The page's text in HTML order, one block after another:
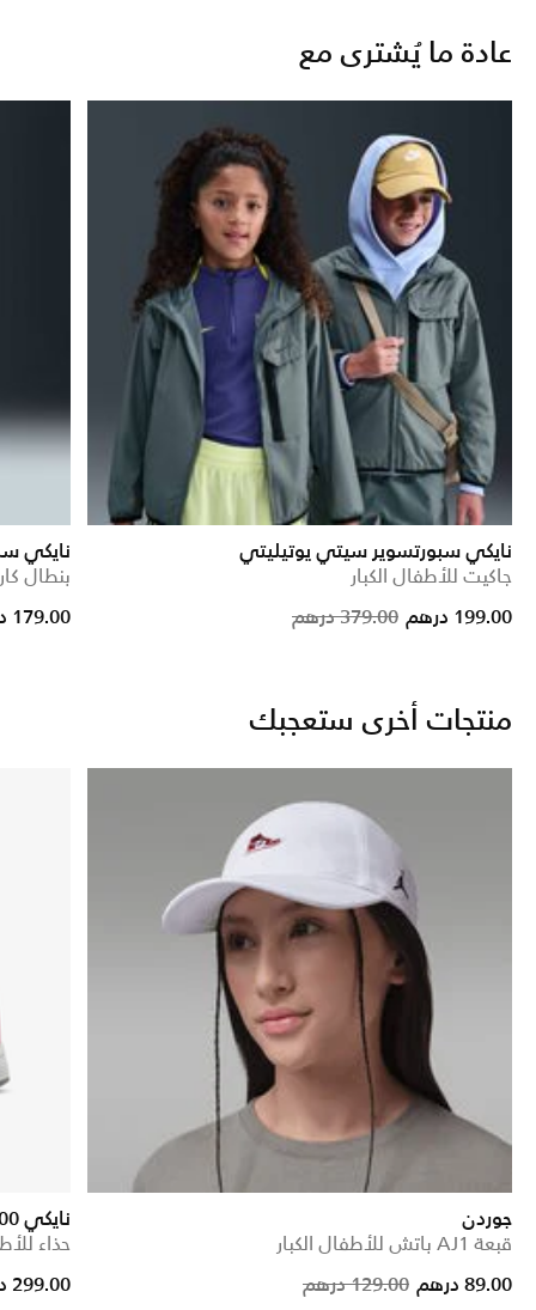
عادة ما يُشترى مع
نايكي سبورتسوير سيتي يوتيليتي
جاكيت للأطفال الكبار
Price reduced379.00 درهم to 199.00 درهم
نايكي
بنطال
from
179.00 درهم
منتجات أخرى ستعجبك
جوردن
قبعة AJ1 باتش للأطفال الكبار
Price 129.00 درهم to
89.00 درهم
نايكي P-6000
حذاء
reduced from
to
299.00 درهم